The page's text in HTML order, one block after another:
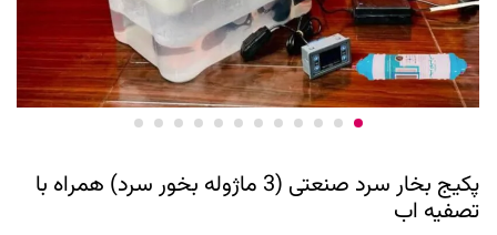
پکیج بخار سرد صنعتی (3 ماژوله بخور سرد) همراه با
تصفیه اب